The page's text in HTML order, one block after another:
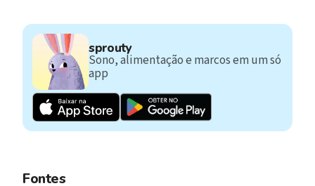
sprouty
Sono, alimentação e marcos em um só
app
Fontes